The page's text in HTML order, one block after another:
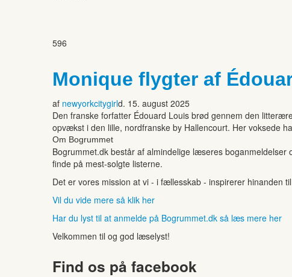
596
Monique flygter af
af newyorkcitygirld. 15. august 2025
Den franske forfatter Édouard Louis brød gennem den
opvækst i den lille, nordfranske by Hallencourt. Her voksede
Om Bogrummet
Bogrummet.dk består af almindelige læseres
finde på mest-solgte listerne.
Det er vores mission at vi - i fællesskab - inspirerer hinanden
Vil du vide mere så klik her
Har du lyst til at anmelde på Bogrummet.dk så læs mere her
Velkommen til og god læselyst!
Find os på facebook